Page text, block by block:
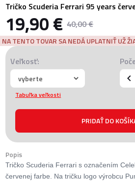
Tričko Scuderia Ferrari 95 years
19,90 €40,00 €
NA TENTO TOVAR SA NEDÁ UPLATNIŤ UŽ
Veľkosť:
Tabuľka veľkosti
Popis
Tričko Scuderia Ferrari s označením
červenej farbe. Na tričku logo výrobcu